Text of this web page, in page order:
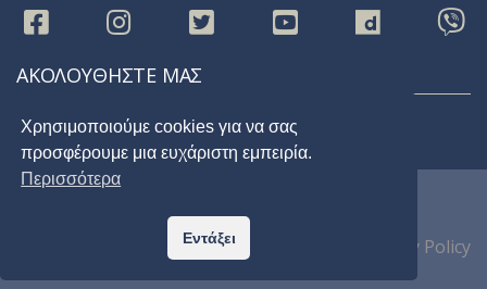
ΑΚΟΛΟΥΘΗΣΤΕ ΜΑΣ
STAR 92.9| All Rights Reserved
Privacy Policy
Χρησιμοποιούμε cookies για να σας
προσφέρουμε μια ευχάριστη εμπειρία.
Περισσότερα
Εντάξει